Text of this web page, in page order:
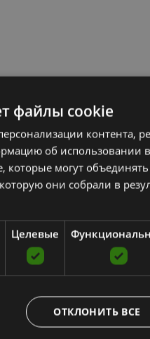
файлы cookie
контента,
об использовании
которые могут
они собрали в
Целевые
ОТКЛОНИТЬ ВСЕ